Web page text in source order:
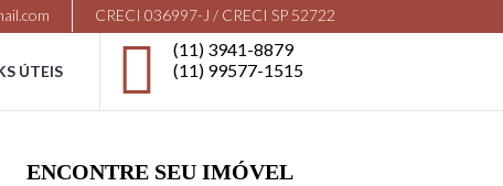
CRECI 036997-J / CRECI SP 52722
(11) 3941-8879
(11) 99577-1515
ÚTEIS
ENCONTRE SEU IMÓVEL